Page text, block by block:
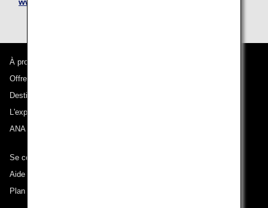
À propos d'ANA
Offres et annonces
Destinations desservies
L'expérience ANA
ANA Mileage Club
Se connecter à ANA
Aide technique (Accessibilité)
Plan du site